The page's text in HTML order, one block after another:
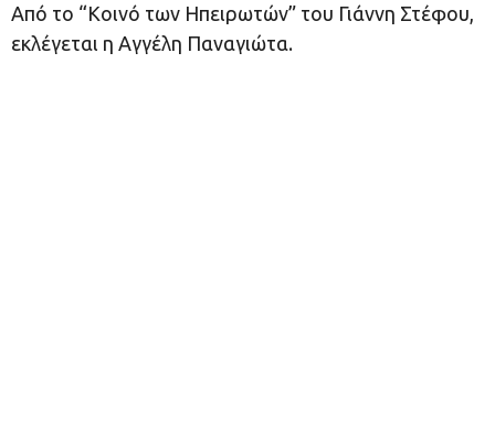
Από το “Κοινό των Ηπειρωτών” του Γιάννη Στέφου,
εκλέγεται η Αγγέλη Παναγιώτα.